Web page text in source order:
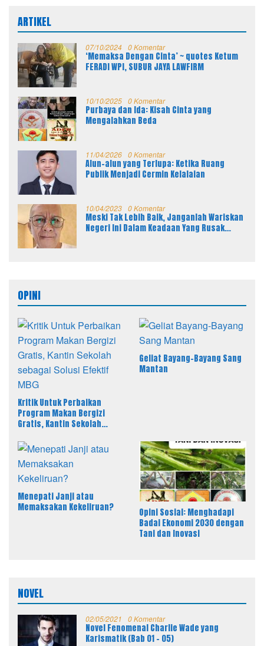
ARTIKEL
07/10/2024 0 Komentar
‘Memaksa Dengan Cinta’ ~ quotes Ketum
FERADI WPI, SUBUR JAYA LAWFIRM
10/10/2025 0 Komentar
Purbaya dan Ida: Kisah Cinta yang
Mengalahkan Beda
11/04/2026 0 Komentar
Alun-alun yang Terlupa: Ketika Ruang
Publik Menjadi Cermin Kelalaian
10/04/2023 0 Komentar
Meski Tak Lebih Baik, Janganlah Wariskan
Negeri Ini Dalam Keadaan Yang Rusak
OPINI
Kritik Untuk Perbaikan
Program Makan Bergizi
Gratis, Kantin Sekolah
Geliat Bayang-Bayang Sang
Mantan
Menepati Janji atau
Memaksakan Kekeliruan?
Opini Sosial: Menghadapi
Badai Ekonomi 2030 dengan
Tani dan Inovasi
NOVEL
02/05/2021 0 Komentar
Novel Fenomenal Charlie Wade yang
Karismatik (Bab 01 – 05)